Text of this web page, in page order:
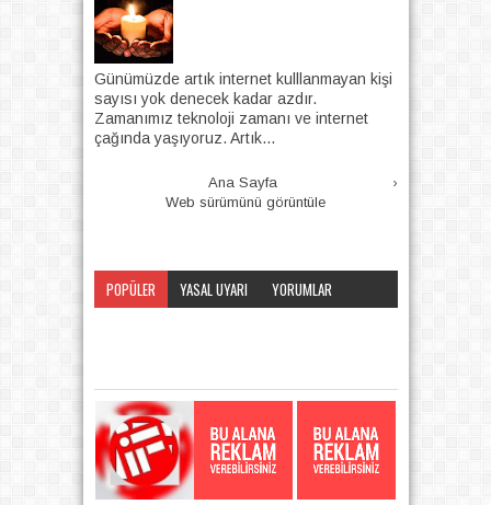
Günümüzde artık internet kulllanmayan kişi
sayısı yok denecek kadar azdır.
Zamanımız teknoloji zamanı ve internet
çağında yaşıyoruz. Artık...
›
Ana Sayfa
Web sürümünü görüntüle
POPÜLER YASAL UYARI
YORUMLAR